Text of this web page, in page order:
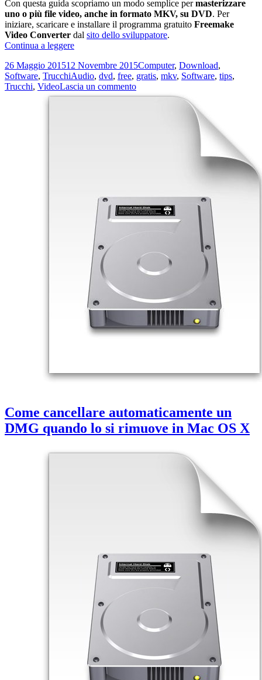
Con questa guida scopriamo un modo semplice permasterizzare
uno o più file video, anche in formato MKV, su DVD. Per
iniziare, scaricare e installare il programma gratuito Freemake
Video Converter dal sito dello sviluppatore.
Continua a leggereCome
file
video
MKV
in
Scritto
il
26 Maggio 201512 Novembre 2015Categorie
Computer, Download,
Software, TrucchiTag
Audio, dvd, free, gratis, mkv, Software, tips,
Trucchi, VideoLascia un commentosu
Come
Come cancellare automaticamente un
DMG quando lo si rimuove in Mac OS X